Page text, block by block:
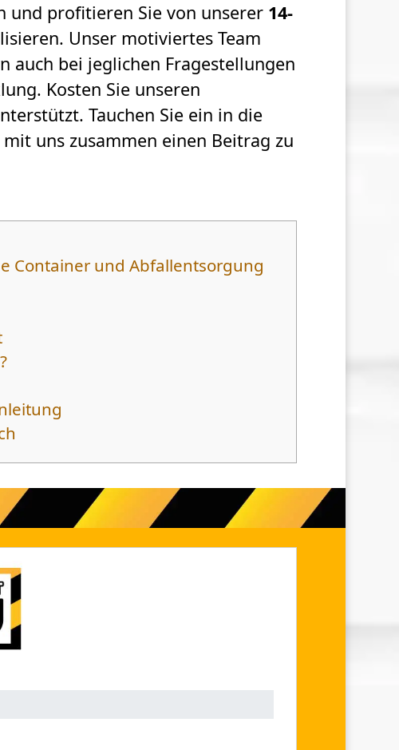
und profitieren Sie von unserer 14-
Unser motiviertes Team
auch bei jeglichen Fragestellungen
Kosten Sie unseren
Tauchen Sie ein in die
uns zusammen einen Beitrag zu
Container und Abfallentsorgung